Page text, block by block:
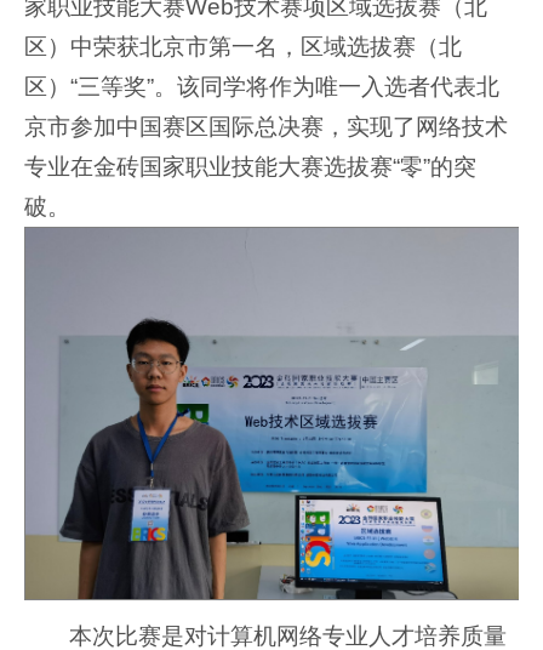
家职业技能大赛Web技术赛项区域选拔赛（北
区）中荣获北京市第一名，区域选拔赛（北
区）“三等奖”。该同学将作为唯一入选者代表北
京市参加中国赛区国际总决赛，实现了网络技术
专业在金砖国家职业技能大赛选拔赛“零”的突
破。
本次比赛是对计算机网络专业人才培养质量